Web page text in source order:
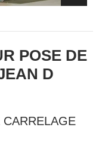
POSE DE
D